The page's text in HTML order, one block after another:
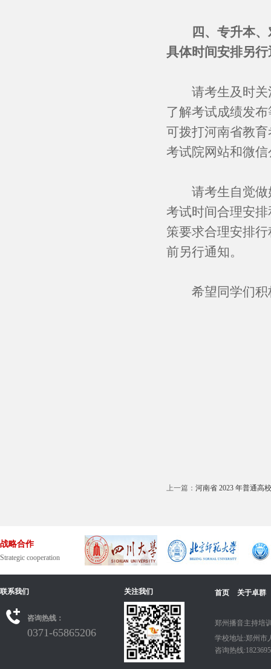
四、专升本
具体时间安排另
请考生及时关
了解考试成绩发
可拨打河南省教
考试院网站和微
请考生自觉做
考试时间合理安
策要求合理安排
前另行通知。
希望同学们积
上一篇： 河南省 2023 年普通高
战略合作
Strategic cooperation
联系我们
咨询热线：
0371-65865206
关注我们 首页 关于卓群
郑州播音主持培
学校地址:郑州市
咨询热线